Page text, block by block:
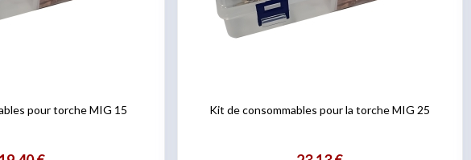
pour torche MIG 15 Kit de consommables pour la torche MIG 25